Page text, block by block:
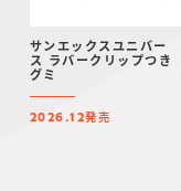
サンエックスユニバー
ス ラバークリップつき
グミ
2026.12発売